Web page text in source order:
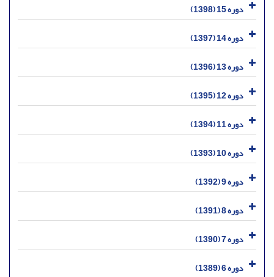
دوره 15 (1398)
دوره 14 (1397)
دوره 13 (1396)
دوره 12 (1395)
دوره 11 (1394)
دوره 10 (1393)
دوره 9 (1392)
دوره 8 (1391)
دوره 7 (1390)
دوره 6 (1389)